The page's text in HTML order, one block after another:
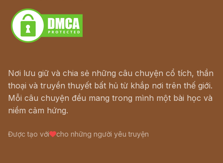
Nơi lưu giữ và chia sẻ những câu chuyện cổ tích, thần
thoại và truyền thuyết bất hủ từ khắp nơi trên thế giới.
Mỗi câu chuyện đều mang trong mình một bài học và
niềm cảm hứng.
Được tạo với cho những người yêu truyện